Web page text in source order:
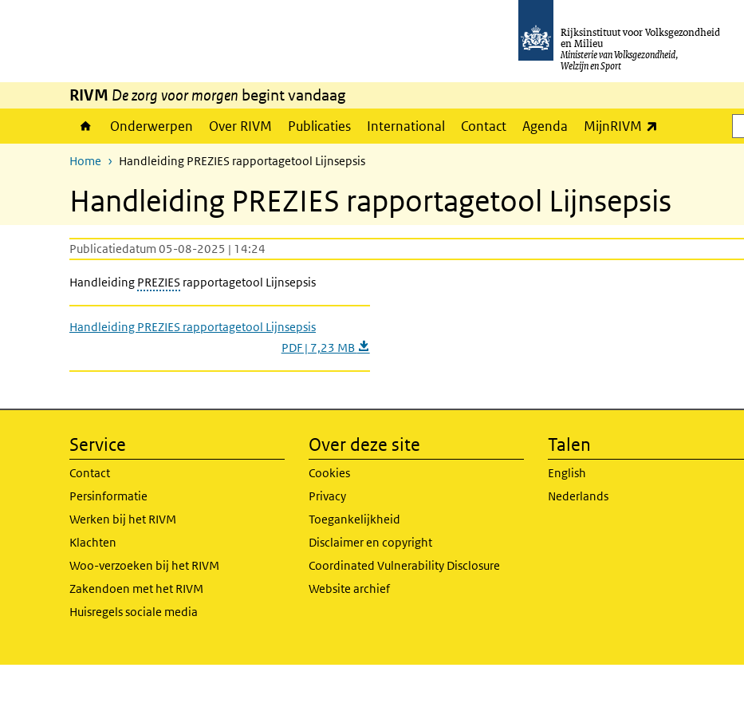
Rijksinstituut voor Volksgezondheid
en Milieu
Ministerie van Volksgezondheid,
Welzijn en Sport
RIVM De zorg voor morgen begint vandaag
Onderwerpen Over RIVM Publicaties International Contact Agenda MijnRIVM
Home Handleiding PREZIES rapportagetool Lijnsepsis
Handleiding PREZIES rapportagetool Lijnsepsis
Publicatiedatum 05-08-2025 | 14:24
Handleiding PREZIES rapportagetool Lijnsepsis
Handleiding PREZIES rapportagetool Lijnsepsis
PDF | 7,23 MB
Service
Contact
Persinformatie
Werken bij het RIVM
Klachten
Woo-verzoeken bij het RIVM
Zakendoen met het RIVM
Huisregels sociale media
Over deze site
Cookies
Privacy
Toegankelijkheid
Disclaimer en copyright
Coordinated Vulnerability Disclosure
Website archief
Talen
English
Nederlands